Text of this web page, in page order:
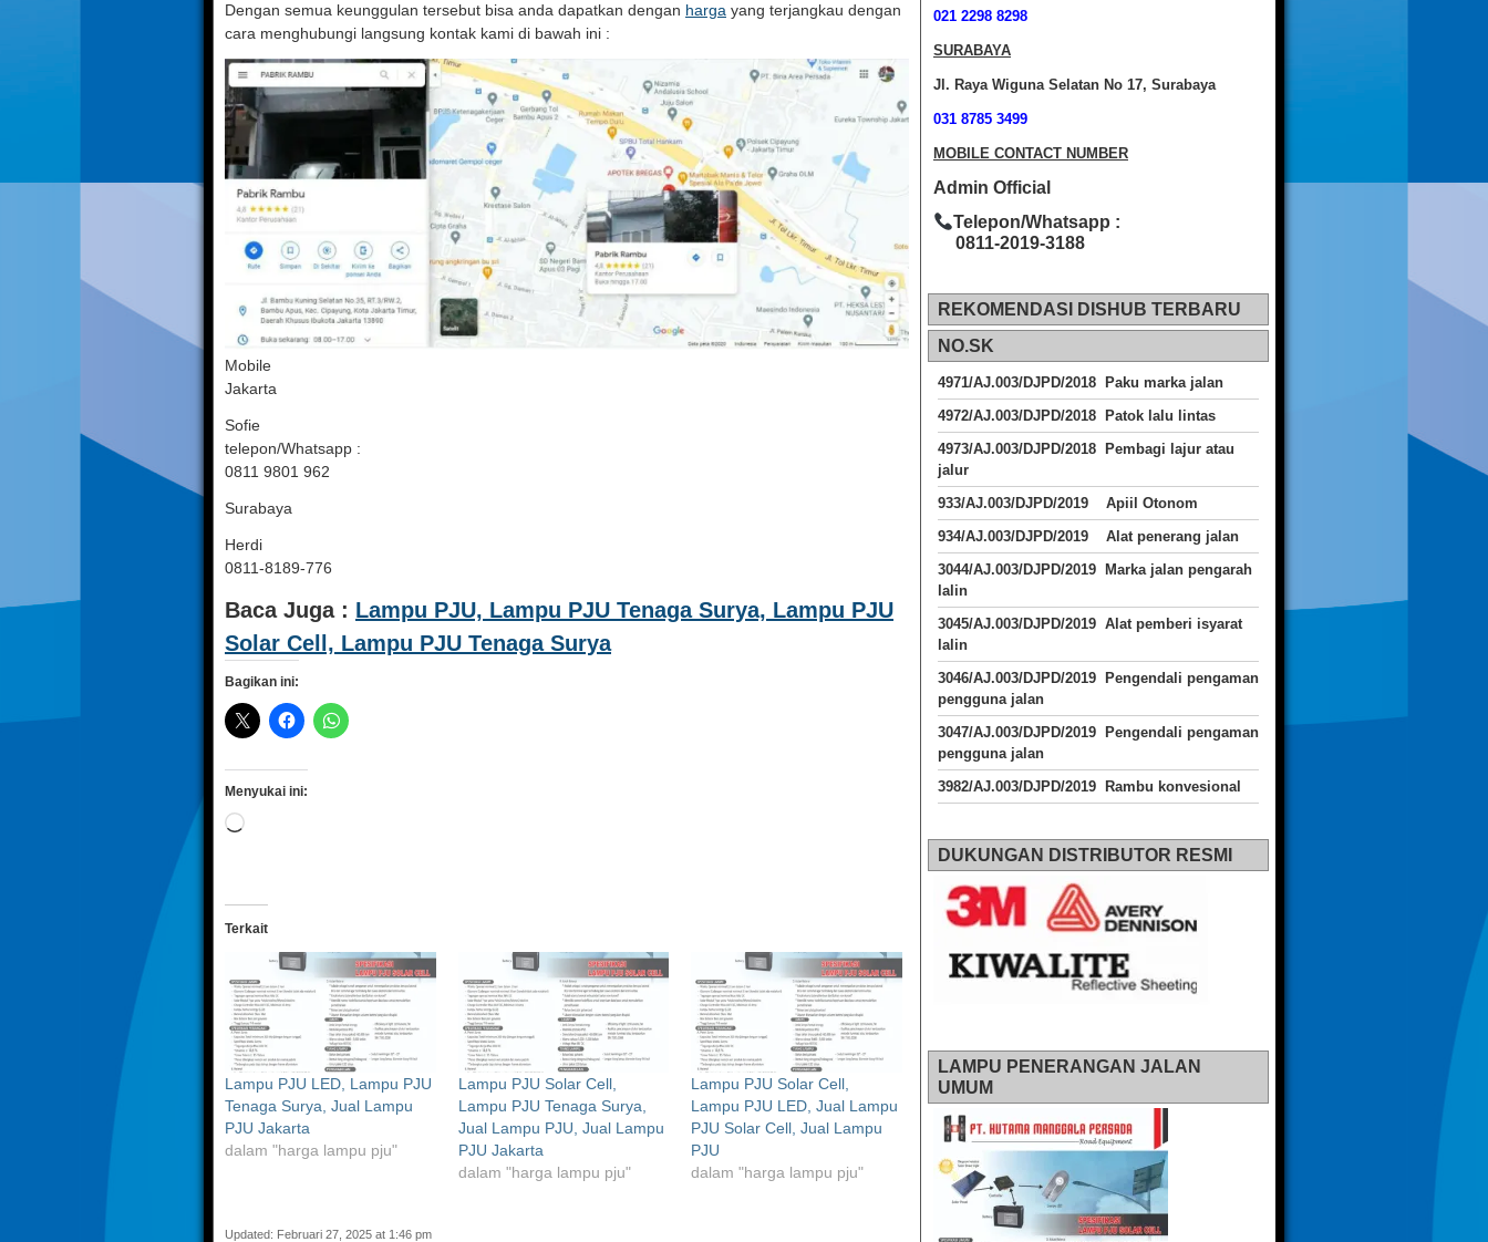
Dengan semua keunggulan tersebut bisa anda dapatkan dengan harga yang terjangkau dengan
cara menghubungi langsung kontak kami di bawah ini :
Mobile
Jakarta
Sofie
telepon/Whatsapp :
0811 9801 962
Surabaya
Herdi
0811-8189-776
Baca Juga : Lampu PJU, Lampu PJU Tenaga Surya, Lampu PJU
Solar Cell, Lampu PJU Tenaga Surya
Bagikan ini:
Menyukai ini:
Memuat...
Terkait
Lampu PJU LED, Lampu PJU
Tenaga Surya, Jual Lampu
PJU Jakarta
dalam "harga lampu pju"
Lampu PJU Solar Cell,
Lampu PJU Tenaga Surya,
Jual Lampu PJU, Jual Lampu
PJU Jakarta
dalam "harga lampu pju"
Lampu PJU Solar Cell,
Lampu PJU LED, Jual Lampu
PJU Solar Cell, Jual Lampu
PJU
dalam "harga lampu pju"
Updated: Februari 27, 2025 at 1:46 pm
021 2298 8298
SURABAYA
Jl. Raya Wiguna Selatan No 17, Surabaya
031 8785 3499
MOBILE CONTACT NUMBER
Admin Official
Telepon/Whatsapp :
0811-2019-3188
REKOMENDASI DISHUB TERBARU
NO.SK
4971/AJ.003/DJPD/2018 Paku marka jalan
4972/AJ.003/DJPD/2018 Patok lalu lintas
4973/AJ.003/DJPD/2018
Pembagi lajur atau
jalur
933/AJ.003/DJPD/2019 Apiil Otonom
934/AJ.003/DJPD/2019 Alat penerang jalan
3044/AJ.003/DJPD/2019 Marka jalan pengarah
lalin
3045/AJ.003/DJPD/2019 Alat pemberi isyarat
lalin
3046/AJ.003/DJPD/2019 Pengendali pengaman
pengguna jalan
3047/AJ.003/DJPD/2019 Pengendali pengaman
pengguna jalan
3982/AJ.003/DJPD/2019 Rambu konvesional
DUKUNGAN DISTRIBUTOR RESMI
LAMPU PENERANGAN JALAN
UMUM